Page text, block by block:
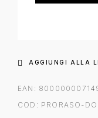
AGGIUNGI ALLA
EAN:
COD: PRORASO-